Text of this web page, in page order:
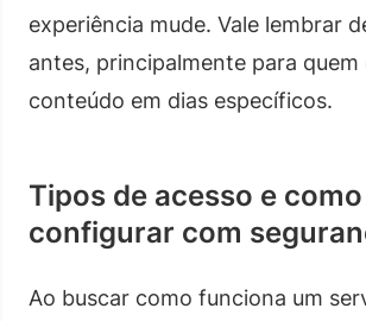
experiência mude. Vale lembrar
antes, principalmente para quem
conteúdo em dias específicos.
Tipos de acesso e como
configurar com
Ao buscar como funciona um